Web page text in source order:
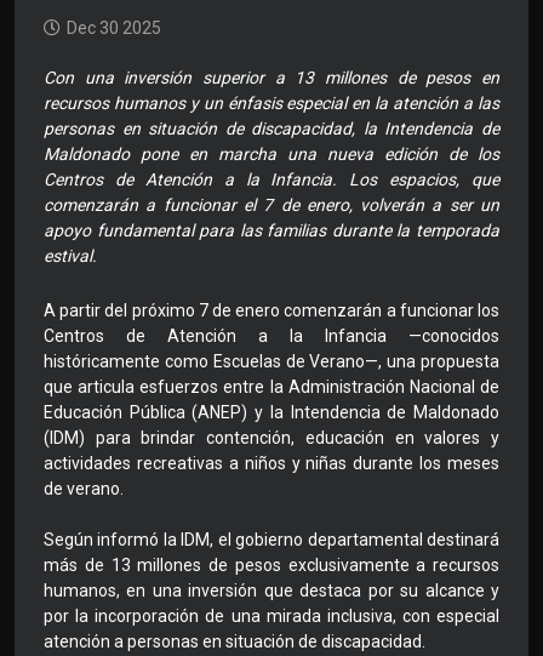
Dec 30 2025
Con una inversión superior a 13 millones de pesos en
recursos humanos y un énfasis especial en la atención a las
personas en situación de discapacidad, la Intendencia de
Maldonado pone en marcha una nueva edición de los
Centros de Atención a la Infancia. Los espacios, que
comenzarán a funcionar el 7 de enero, volverán a ser un
apoyo fundamental para las familias durante la temporada
estival.
A partir del próximo 7 de enero comenzarán a funcionar los
Centros de Atención a la Infancia —conocidos
históricamente como Escuelas de Verano—, una propuesta
que articula esfuerzos entre la Administración Nacional de
Educación Pública (ANEP) y la Intendencia de Maldonado
(IDM) para brindar contención, educación en valores y
actividades recreativas a niños y niñas durante los meses
de verano.
Según informó la IDM, el gobierno departamental destinará
más de 13 millones de pesos exclusivamente a recursos
humanos, en una inversión que destaca por su alcance y
por la incorporación de una mirada inclusiva, con especial
atención a personas en situación de discapacidad.